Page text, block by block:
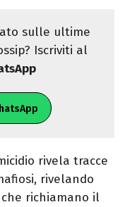
sulle ultime
Iscriviti al
rivela tracce
rivelando
richiamano il